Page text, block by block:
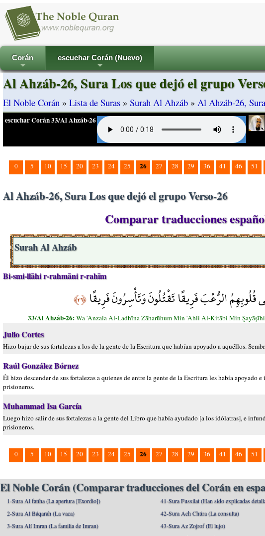
+
Corán
+
escuchar Corán (Nuevo)
Al Ahzáb-26, Sura Los que dejó el grupo
El Noble Corán » Lista de Suras » Surah Al Ahzáb » Al Ahzáb-26,
escuchar Corán 33/Al Ahzáb-26
0 5 10 15 20 23 24 25 26 27 28 29 36 41 46 51
Al Ahzáb-26, Sura Los que dejó el grupo Verso-26
Comparar traducciones
Surah Al Ahzáb
Bi-smi-llāhi r-rahmāni r-rahīm
الرُّعْبَ فَرِيقًا تَقْتُلُونَ وَتَأْسِرُونَ فَرِيقًا﴿٢٦﴾
33/Al Ahzáb-26:Wa 'Anzala Al-Ladhīna Žāharūhum Min 'Ahli Al-Kitābi Min
Julio Cortes
Hizo bajar de sus fortalezas a los de la gente de la Escritura que habían apoyado a aquéllos.
Raúl González Bórnez
Él hizo descender de sus fortalezas a quienes de entre la gente de la Escritura les había
prisioneros.
Muhammad Isa García
Luego hizo salir de sus fortalezas a la gente del Libro que había ayudado [a los idólatras], e
prisioneros.
0 5 10 15 20 23 24 25 26 27 28 29 36 41 46 51
El Noble Corán (Comparar traducciones del Corán en
1-Sura Al fatíha (La apertura [Exordio])
2-Sura Al Báqarah (La vaca)
3-Sura Alí Imran (La familia de Imran)
41-Sura Fussilat (Han sido explicadas
42-Sura Ach Chúra (La consulta)
43-Sura Az Zojrof (El lujo)